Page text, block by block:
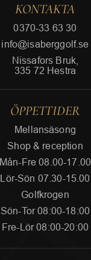
KONTAKTA
0370-33 63 30
info@isaberggolf.se
Nissafors Bruk,
335 72 Hestra
ÖPPETTIDER
Mellansäsong
Shop & reception
Mån-Fre 08.00-17.00
Lör-Sön 07.30-15.00
Golfkrogen
Sön-Tor 08:00-18:00
Fre-Lör 08:00-20:00